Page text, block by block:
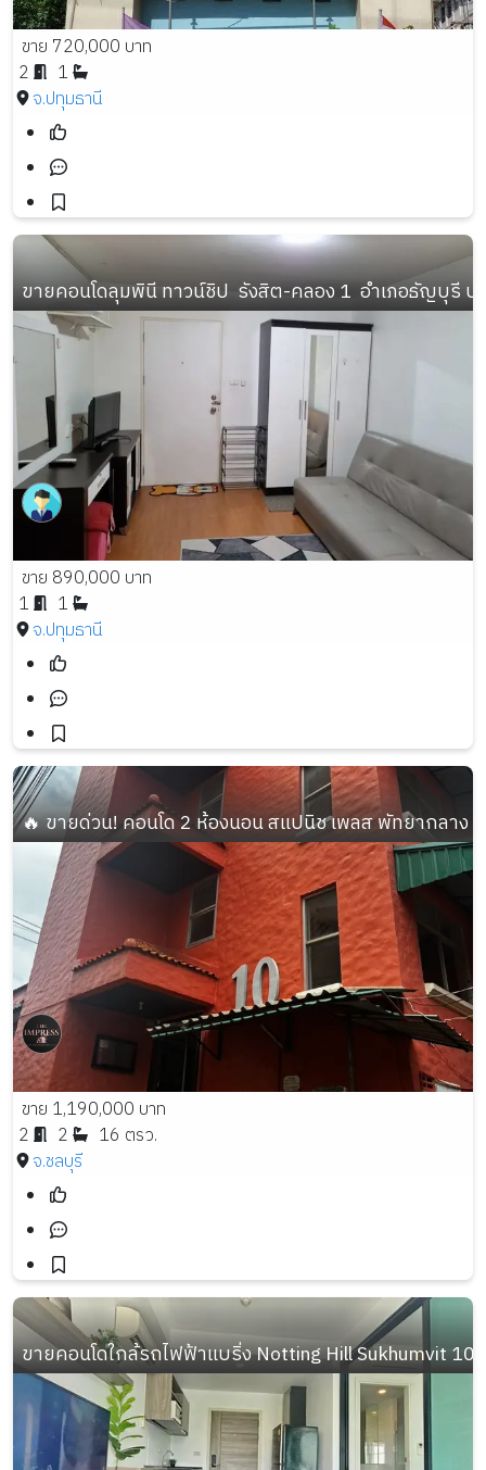
ขาย 720,000 บาท
2
1
จ.ปทุมธานี
ขายคอนโดลุมพินี ทาวน์ชิป  รังสิต-คลอง 1  อำเภอธัญบุรี
ขาย 890,000 บาท
1
1
จ.ปทุมธานี
🔥 ขายด่วน! คอนโด 2 ห้องนอน สแปนิช เพลส พัทยากลาง
ขาย 1,190,000 บาท
2
2
16 ตรว.
จ.ชลบุรี
ขายคอนโดใกล้รถไฟฟ้าแบริ่ง Notting Hill Sukhumvit